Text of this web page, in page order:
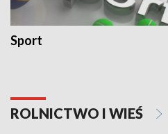
Sport
ROLNICTWO I WIEŚ